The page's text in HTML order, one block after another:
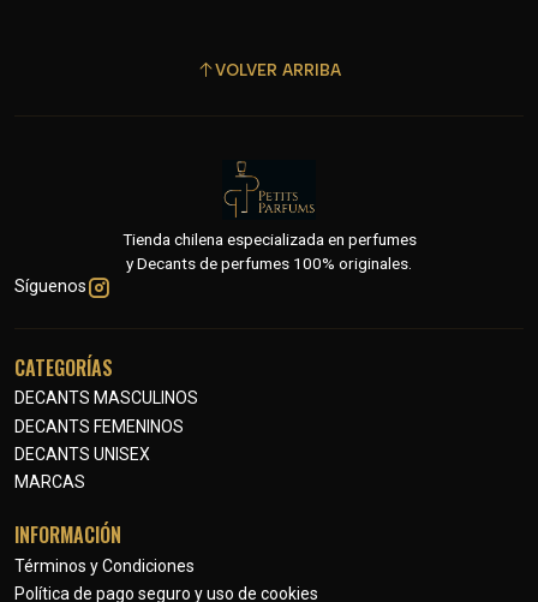
VOLVER ARRIBA
Tienda chilena especializada en perfumes
y Decants de perfumes 100% originales.
Síguenos
CATEGORÍAS
DECANTS MASCULINOS
DECANTS FEMENINOS
DECANTS UNISEX
MARCAS
INFORMACIÓN
Términos y Condiciones
Política de pago seguro y uso de cookies